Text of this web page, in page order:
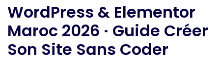
WordPress & Elementor
Maroc 2026 · Guide Créer
Son Site Sans Coder